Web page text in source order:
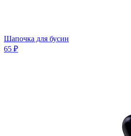
Шапочка для бусин
65 ₽